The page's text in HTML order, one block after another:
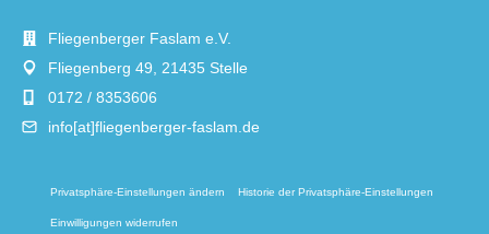
Fliegenberger Faslam e.V.
Fliegenberg 49, 21435 Stelle
0172 / 8353606
info[at]fliegenberger-faslam.de
Privatsphäre-Einstellungen ändern Historie der Privatsphäre-Einstellungen
Einwilligungen widerrufen